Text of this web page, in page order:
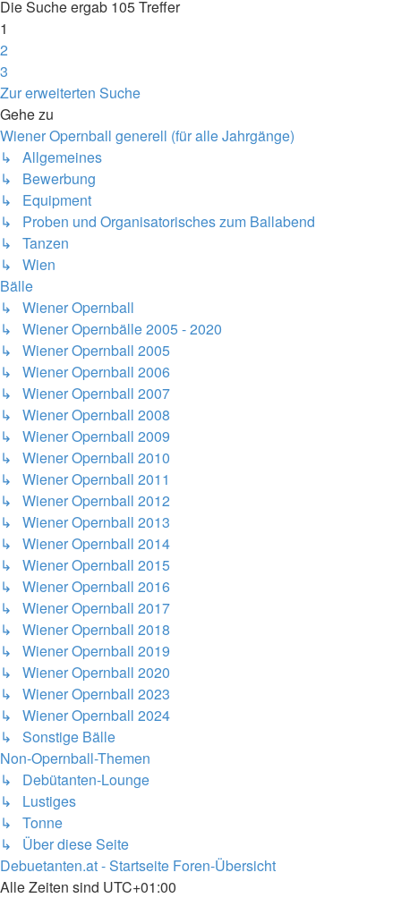
Die Suche ergab 105 Treffer
1
2
3
Nächste
Zur erweiterten Suche
Gehe zu
Wiener Opernball generell (für alle Jahrgänge)
↳ Allgemeines
↳ Bewerbung
↳ Equipment
↳ Proben und Organisatorisches zum Ballabend
↳ Tanzen
↳ Wien
Bälle
↳ Wiener Opernball
↳ Wiener Opernbälle 2005 - 2020
↳ Wiener Opernball 2005
↳ Wiener Opernball 2006
↳ Wiener Opernball 2007
↳ Wiener Opernball 2008
↳ Wiener Opernball 2009
↳ Wiener Opernball 2010
↳ Wiener Opernball 2011
↳ Wiener Opernball 2012
↳ Wiener Opernball 2013
↳ Wiener Opernball 2014
↳ Wiener Opernball 2015
↳ Wiener Opernball 2016
↳ Wiener Opernball 2017
↳ Wiener Opernball 2018
↳ Wiener Opernball 2019
↳ Wiener Opernball 2020
↳ Wiener Opernball 2023
↳ Wiener Opernball 2024
↳ Sonstige Bälle
Non-Opernball-Themen
↳ Debütanten-Lounge
↳ Lustiges
↳ Tonne
↳ Über diese Seite
Debuetanten.at - Startseite Foren-Übersicht
Alle Zeiten sind UTC+01:00